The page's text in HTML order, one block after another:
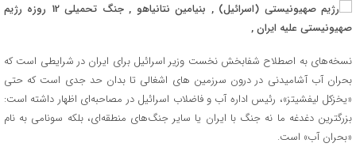
نسخه‌های به اصطلاح شفابخش نخست وزیر اسرائیل برای ایران در شرایطی است که
بحران آب آشامیدنی در درون سرزمین های اشغالی تا بدان حد جدی است که حتی
«یخزکل لیفشیتز»، رئیس اداره آب و فاضلاب اسرائیل در مصاحبه‌ای اظهار داشته است:
بزرگترین دغدغه ما نه جنگ با ایران یا سایر جنگ‌های منطقه‌ای، بلکه سونامی به نام
«بحران آب» است.